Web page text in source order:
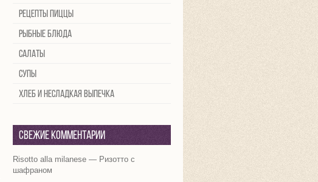
Рецепты пиццы
Рыбные блюда
Салаты
Супы
Хлеб и несладкая выпечка
Свежие комментарии
Risotto alla milanese — Ризотто с
шафраном